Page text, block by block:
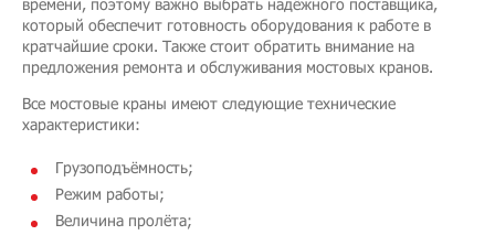
который обеспечит готовность оборудования к работе в
кратчайшие сроки. Также стоит обратить внимание на
предложения ремонта и обслуживания мостовых кранов.
Все мостовые краны имеют следующие технические
характеристики:
Грузоподъёмность;
Режим работы;
Величина пролёта;